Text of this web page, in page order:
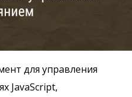
для управления
JavaScript,